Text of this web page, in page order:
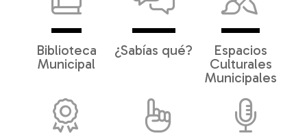
Biblioteca
Municipal
¿Sabías qué?
Espacios
Culturales
Municipales